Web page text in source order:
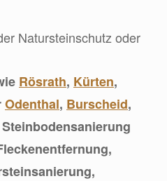
Natursteinschutz oder
Rösrath, Kürten,
Odenthal, Burscheid,